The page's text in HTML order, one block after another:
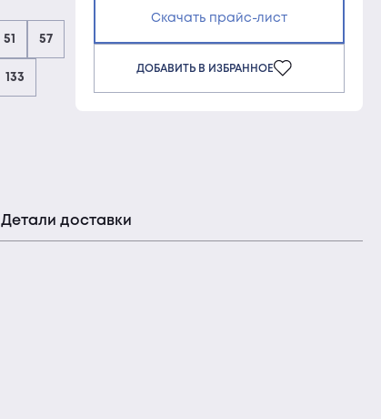
51 57
133
Скачать прайс-лист
ДОБАВИТЬ В ИЗБРАННОЕ
Детали доставки